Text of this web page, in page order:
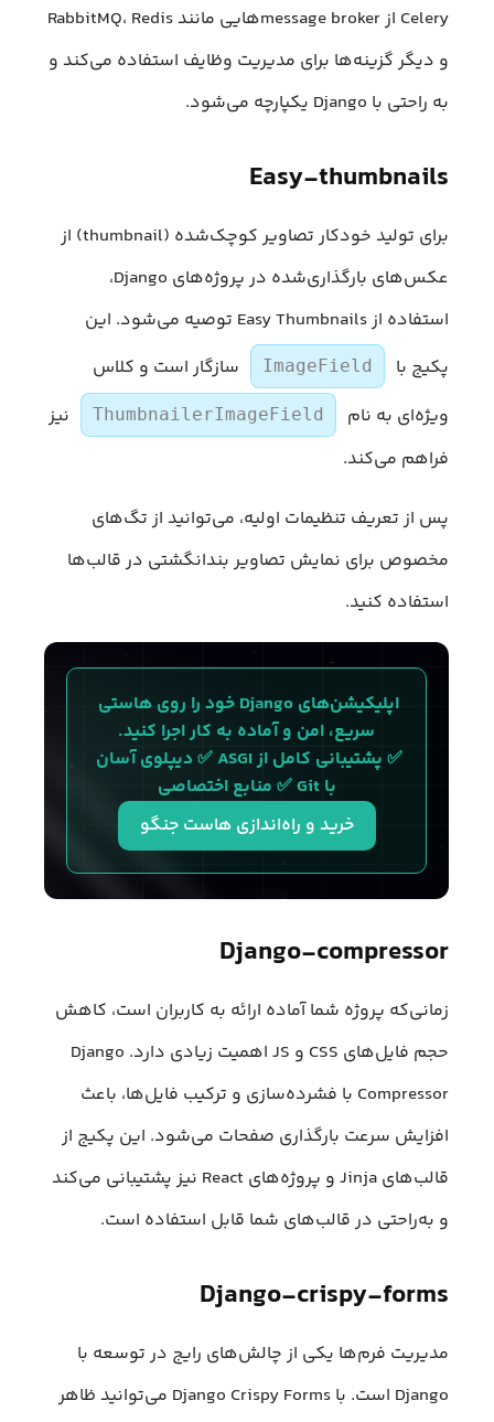
Celery از message brokerهایی مانند RabbitMQ، Redis
و دیگر گزینه‌ها برای مدیریت وظایف استفاده می‌کند و
به راحتی با Django یکپارچه می‌شود.
Easy-thumbnails
برای تولید خودکار تصاویر کوچک‌شده (thumbnail) از
عکس‌های بارگذاری‌شده در پروژه‌های Django،
استفاده از Easy Thumbnails توصیه می‌شود. این
پکیج با
ImageField
سازگار است و کلاس
ویژه‌ای به نام
ThumbnailerImageField
نیز
فراهم می‌کند.
پس از تعریف تنظیمات اولیه، می‌توانید از تگ‌های
مخصوص برای نمایش تصاویر بندانگشتی در قالب‌ها
استفاده کنید.
اپلیکیشن‌های Django خود را روی هاستی
سریع، امن و آماده به کار اجرا کنید.
✅ پشتیبانی کامل از ASGI ✅ دیپلوی آسان
با Git ✅ منابع اختصاصی
خرید و راه‌اندازی هاست جنگو
Django-compressor
زمانی‌که پروژه شما آماده ارائه به کاربران است، کاهش
حجم فایل‌های CSS و JS اهمیت زیادی دارد. Django
Compressor با فشرده‌سازی و ترکیب فایل‌ها، باعث
افزایش سرعت بارگذاری صفحات می‌شود. این پکیج از
قالب‌های Jinja و پروژه‌های React نیز پشتیبانی می‌کند
و به‌راحتی در قالب‌های شما قابل استفاده است.
Django-crispy-forms
مدیریت فرم‌ها یکی از چالش‌های رایج در توسعه با
Django است. با Django Crispy Forms می‌توانید ظاهر